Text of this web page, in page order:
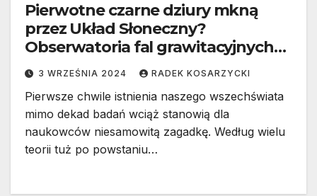
Pierwotne czarne dziury mkną
przez Układ Słoneczny?
Obserwatoria fal grawitacyjnych
mogą to sprawdzić
3 WRZEŚNIA 2024 RADEK KOSARZYCKI
Pierwsze chwile istnienia naszego wszechświata
mimo dekad badań wciąż stanowią dla
naukowców niesamowitą zagadkę. Według wielu
teorii tuż po powstaniu…